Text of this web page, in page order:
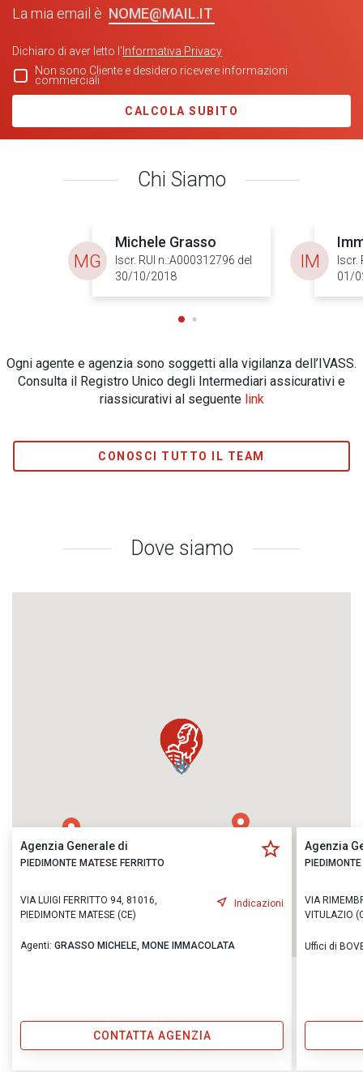
La mia email è NOME@MAIL.IT
Dichiaro di aver letto l' Informativa Privacy
Non sono Cliente e desidero ricevere informazioni
commerciali
CALCOLA SUBITO
Chi Siamo
Michele Grasso
Iscr. RUI n.:A000312796 del
30/10/2018
MG
Iscr.
01/
IM
Ogni agente e agenzia sono soggetti alla vigilanza dell’IVASS.
Consulta il Registro Unico degli Intermediari assicurativi e
riassicurativi al seguente link
CONOSCI TUTTO IL TEAM
Dove siamo
Agenzia Generale di
PIEDIMONTE MATESE FERRITTO
VIA LUIGI FERRITTO 94, 81016,
PIEDIMONTE MATESE (CE)
Indicazioni
Agenti: GRASSO MICHELE, MONE IMMACOLATA
CONTATTA AGENZIA
Agenzia
VIA
VITULAZIO
Uffici di